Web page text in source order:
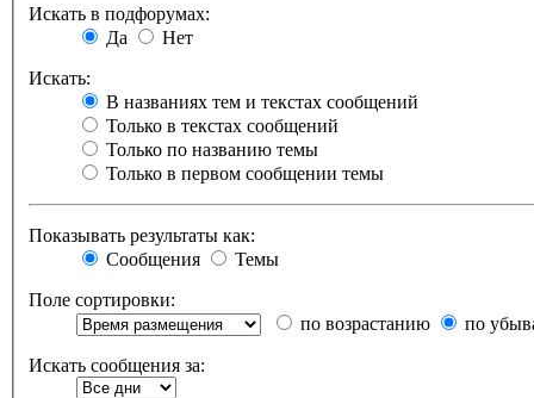
Искать в подфорумах:
Да
Нет
Искать:
В названиях тем и текстах сообщений
Только в текстах сообщений
Только по названию темы
Только в первом сообщении темы
Показывать результаты как:
Сообщения
Темы
Поле сортировки:
по возрастанию
по
Искать сообщения за: